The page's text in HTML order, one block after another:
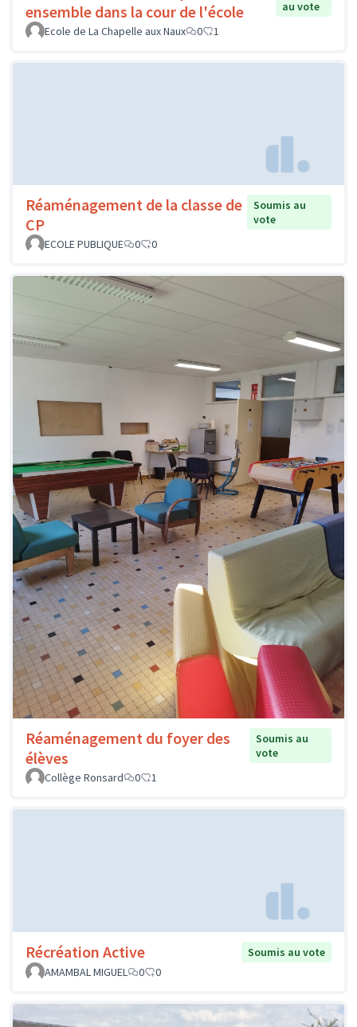
ensemble dans la cour de l'école
au vote
Ecole de La Chapelle aux Naux
0 1
Réaménagement de la classe de
CP
Soumis au
vote
ECOLE PUBLIQUE
0 0
Réaménagement du foyer des
élèves
Soumis au
vote
Collège Ronsard
0 1
Récréation Active
Soumis au vote
AMAMBAL MIGUEL
0 0